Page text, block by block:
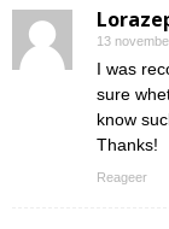
13
I was
sure
know
Thanks!
Reageer